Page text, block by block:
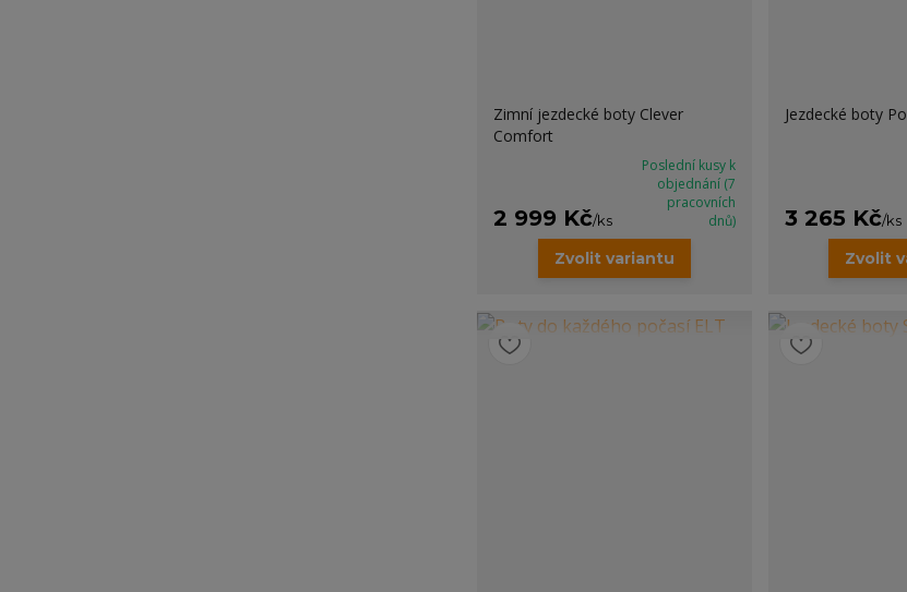
Zimní jezdecké boty Clever
Comfort
2 999 Kč/ks
Poslední kusy k
objednání (7
pracovních
dnů)
Zvolit variantu
Jezdecké boty
3 265 Kč/ks
Zvolit